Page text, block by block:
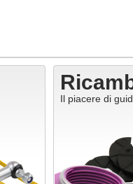
Il piacere di